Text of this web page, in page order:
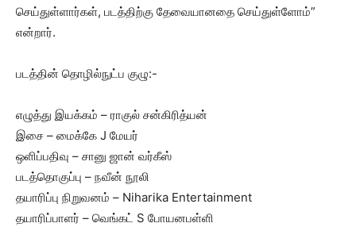
செய்துள்ளார்கள், படத்திற்கு தேவையானதை செய்துள்ளோம்”
என்றார்.
படத்தின் தொழில்நுட்ப குழு:-
எழுத்து இயக்கம் – ராகுல் சன்கிரித்யன்
இசை – மைக்கே J மேயர்
ஒளிப்பதிவு – சானு ஜான் வர்கீஸ்
படத்தொகுப்பு – நவீன் நூலி
தயாரிப்பு நிறுவனம் – Niharika Entertainment
தயாரிப்பாளர் – வெங்கட் S போயனபள்ளி